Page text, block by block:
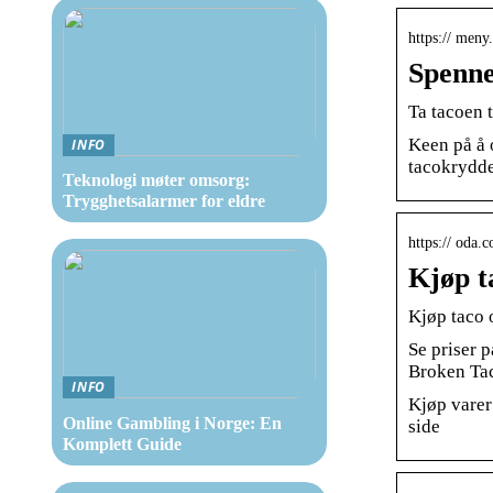
https://
Ta tacoen
Keen på
https://
Kjøp
Kjøp taco
Se priser
Broken
Kjøp
side
INFO
Teknologi møter omsorg:
Trygghetsalarmer for eldre
INFO
Online Gambling i Norge: En
Komplett Guide